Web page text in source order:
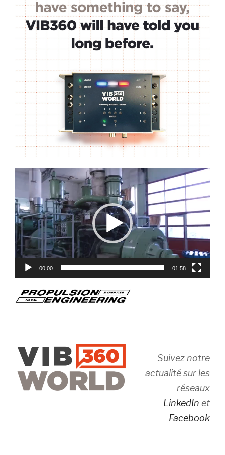
Lecteur
00:00 01:58
Suivez notre
actualité sur les
réseaux
LinkedIn et
Facebook